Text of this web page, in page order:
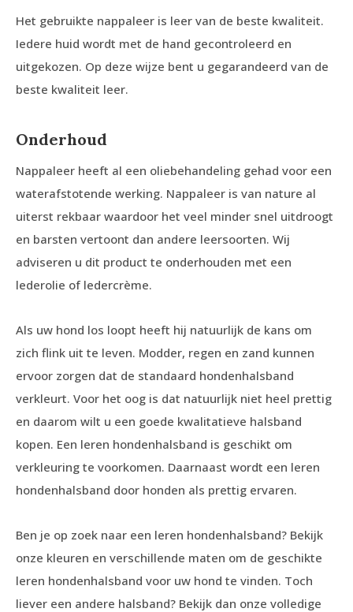
Het gebruikte nappaleer is leer van de beste kwaliteit.
Iedere huid wordt met de hand gecontroleerd en
uitgekozen. Op deze wijze bent u gegarandeerd van de
beste kwaliteit leer.
Onderhoud
Nappaleer heeft al een oliebehandeling gehad voor een
waterafstotende werking. Nappaleer is van nature al
uiterst rekbaar waardoor het veel minder snel uitdroogt
en barsten vertoont dan andere leersoorten. Wij
adviseren u dit product te onderhouden met een
lederolie of ledercrème.
Als uw hond los loopt heeft hij natuurlijk de kans om
zich flink uit te leven. Modder, regen en zand kunnen
ervoor zorgen dat de standaard hondenhalsband
verkleurt. Voor het oog is dat natuurlijk niet heel prettig
en daarom wilt u een goede kwalitatieve halsband
kopen. Een leren hondenhalsband is geschikt om
verkleuring te voorkomen. Daarnaast wordt een leren
hondenhalsband door honden als prettig ervaren.
Ben je op zoek naar een leren hondenhalsband? Bekijk
onze kleuren en verschillende maten om de geschikte
leren hondenhalsband voor uw hond te vinden. Toch
liever een andere halsband? Bekijk dan onze volledige